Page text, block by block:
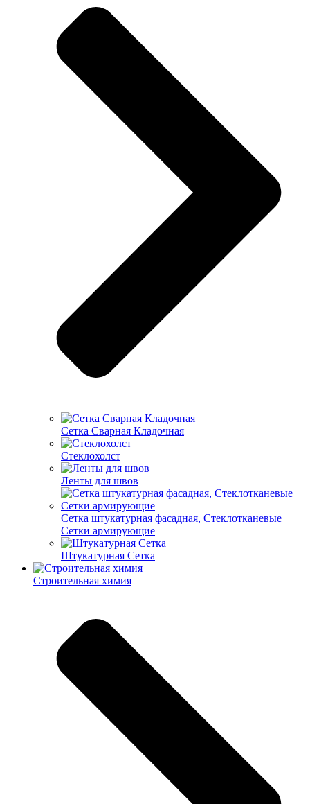
Cетка Сварная Кладочная
Cтеклохолст
Ленты для швов
Сетка штукатурная фасадная, Стеклотканевые
Сетки армирующие
Штукатурная Сетка
Строительная химия